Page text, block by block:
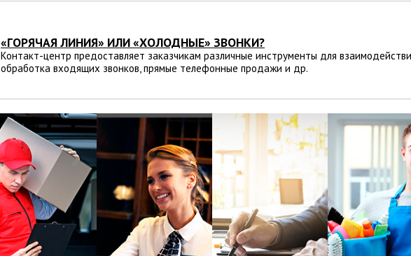
«ГОРЯЧАЯ ЛИНИЯ» ИЛИ «ХОЛОДНЫЕ» ЗВОНКИ?
Контакт-центр предоставляет заказчикам различные инструменты для
обработка входящих звонков, прямые телефонные продажи и др.